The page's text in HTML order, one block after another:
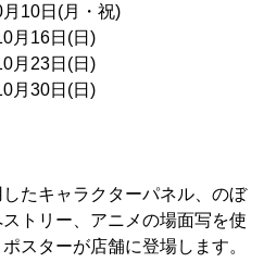
月10日(月・祝)
月16日(日)
月23日(日)
月30日(日)
たキャラクターパネル、のぼ
トリー、アニメの場面写を使
スターが店舗に登場します。